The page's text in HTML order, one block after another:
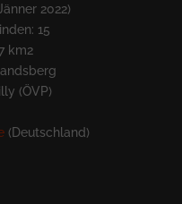
2022)
15
km2
(ÖVP)
(Deutschland)